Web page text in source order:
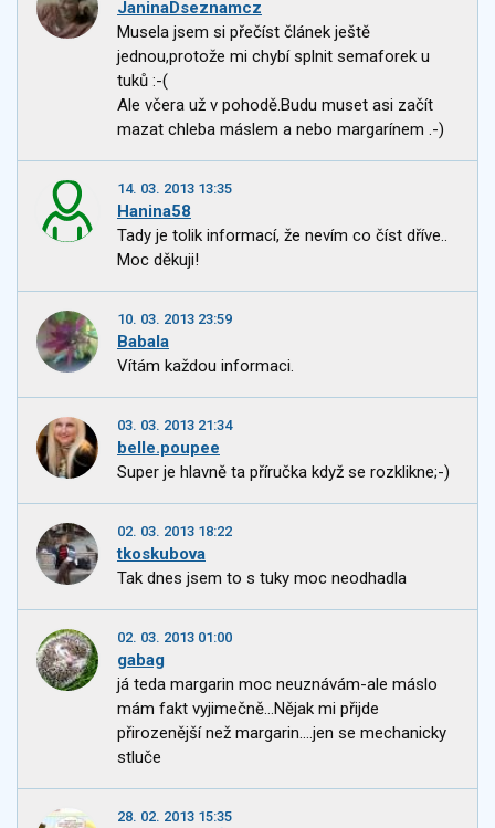
JaninaDseznamcz
Musela jsem si přečíst článek ještě
jednou,protože mi chybí splnit semaforek u
tuků :-(
Ale včera už v pohodě.Budu muset asi začít
mazat chleba máslem a nebo margarínem .-)
14. 03. 2013 13:35
Hanina58
Tady je tolik informací, že nevím co číst dříve..
Moc děkuji!
10. 03. 2013 23:59
Babala
Vítám každou informaci.
03. 03. 2013 21:34
belle.poupee
Super je hlavně ta příručka když se rozklikne;-)
02. 03. 2013 18:22
tkoskubova
Tak dnes jsem to s tuky moc neodhadla
02. 03. 2013 01:00
gabag
já teda margarin moc neuznávám-ale máslo
mám fakt vyjimečně...Nějak mi přijde
přirozenější než margarin....jen se mechanicky
stluče
28. 02. 2013 15:35